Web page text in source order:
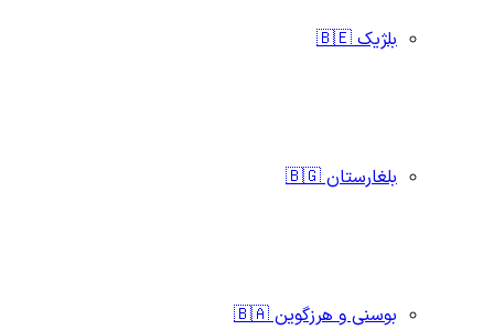
بلژیک 🇧🇪
بلغارستان 🇧🇬
بوسنی و هرزگوین 🇧🇦